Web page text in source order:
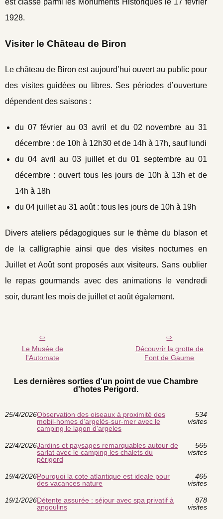
1928.
Visiter le Château de Biron
Le château de Biron est aujourd’hui ouvert au public pour
des visites guidées ou libres. Ses périodes d’ouverture
dépendent des saisons :
du 07 février au 03 avril et du 02 novembre au 31
décembre : de 10h à 12h30 et de 14h à 17h, sauf lundi
du 04 avril au 03 juillet et du 01 septembre au 01
décembre : ouvert tous les jours de 10h à 13h et de
14h à 18h
du 04 juillet au 31 août : tous les jours de 10h à 19h
Divers ateliers pédagogiques sur le thème du blason et
de la calligraphie ainsi que des visites nocturnes en
Juillet et Août sont proposés aux visiteurs. Sans oublier
le repas gourmands avec des animations le vendredi
soir, durant les mois de juillet et août également.
Le Musée de
l'Automate
Découvrir la grotte de
Font de Gaume
Les dernières sorties d'un point de vue Chambre
d'hotes Perigord.
25/4/2026Observation des oiseaux à proximité des
mobil-homes d’argelès-sur-mer avec le
camping le lagon d'argeles
534
visites
22/4/2026Jardins et paysages remarquables autour de
sarlat avec le camping les chalets du
périgord
565
visites
19/4/2026Pourquoi la cote atlantique est ideale pour
des vacances nature
465
visites
19/1/2026Détente assurée : séjour avec spa privatif à
angoulins
878
visites